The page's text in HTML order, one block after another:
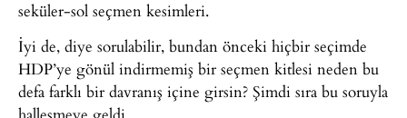
seküler-sol seçmen kesimleri.
İyi de, diye sorulabilir, bundan önceki hiçbir seçimde
HDP’ye gönül indirmemiş bir seçmen kitlesi neden bu
defa farklı bir davranış içine girsin? Şimdi sıra bu soruyla